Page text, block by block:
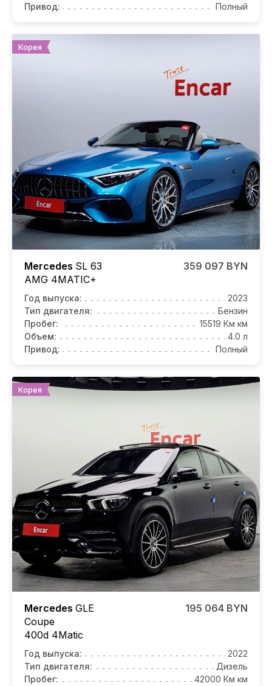
Привод: Полный
Корея
Mercedes SL 63
AMG 4MATIC+
359 097 BYN
Год выпуска:
2023
Тип двигателя:
Бензин
Пробег:
15519 Км км
Объем:
4.0 л
Привод:
Полный
Корея
Mercedes GLE
Coupe
400d 4Matic
195 064 BYN
Год выпуска:
2022
Тип двигателя:
Дизель
Пробег:
42000 Км км